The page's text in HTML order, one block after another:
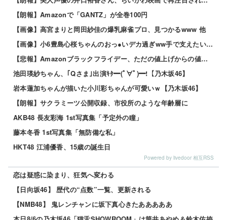
【朗報】Amazonで「GANTZ」が全巻100円
【画像】高宮まりと岡田紗佳の爆乳麻雀プロ、見つかるwww 他
【画像】小6豊島心桜ちゃんのおっ●いデカ過ぎww手で支えたい奴、急げｗｗｗｗ 他
【悲報】Amazonブラックフライデー、ただの値上げからの値下げセールだったｗｗｗ 他
池田瑛紗ちゃん、｢Qさま｣出演ｷﾀ━(ﾟ∀ﾟ)━!【乃木坂46】
岩本蓮加ちゃんが描いた小川彩ちゃんが可愛いｗ【乃木坂46】
【朗報】サクラミーツ公開収録、市役所のような年齢層に
AKB48 長友彩海 1st写真集「予定外の瞳」
藤本冬香 1st写真集「無防備な私」
HKT48 江浦優香、15歳の誕生日
Powered by livedoor 相互RSS
恋は疑惑に染まり、狂気へ変わる
【日向坂46】 歴代の“点数”一覧、更新される
【NMB48】 鬼レンチャンに坂下真心きたあああああ